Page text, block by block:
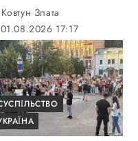
Ковтун Злата
01.08.2026 17:17